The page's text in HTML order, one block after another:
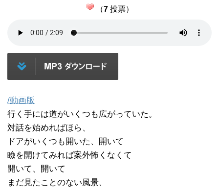
（7投票）
/動画版
行く手には道がいくつも広がっていた。
対話を始めればほら、
ドアがいくつも開いた、開いて
瞼を開けてみれば案外怖くなくて
開いて、開いて
まだ見たことのない風景、